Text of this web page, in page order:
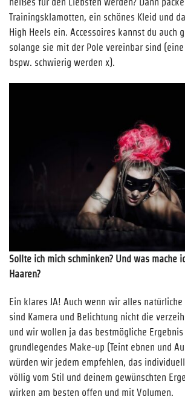
heißes für den Liebsten werden? Dann packe
Trainingsklamotten, ein schönes Kleid und
High Heels ein. Accessoires kannst du auch
solange sie mit der Pole vereinbar sind
bspw. schwierig werden x).
Sollte ich mich schminken? Und was mache
Haaren?
Ein klares JA! Auch wenn wir alles
sind Kamera und Belichtung nicht die
und wir wollen ja das bestmögliche
grundlegendes Make-up (Teint ebnen und
würden wir jedem empfehlen, das
völlig vom Stil und deinem gewünschten
wirken am besten offen und mit Volumen.